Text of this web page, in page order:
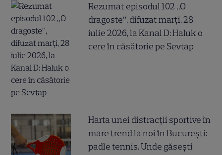
Rezumat episodul 102 „O
dragoste”, difuzat marți, 28
iulie 2026, la Kanal D: Haluk o
cere în căsătorie pe Sevtap
Harta unei distracții sportive în
mare trend la noi în București:
padle tennis. Unde găsești